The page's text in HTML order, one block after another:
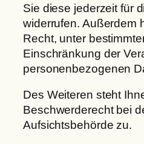
Sie diese jederzeit für
widerrufen. Außerdem
Recht, unter
Einschränkung der
personenbezogenen
Des Weiteren steht
Beschwerderecht bei
Aufsichtsbehörde zu.